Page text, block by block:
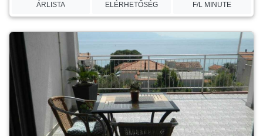
ÁRLISTA ELÉRHETŐSÉG F/L MINUTE